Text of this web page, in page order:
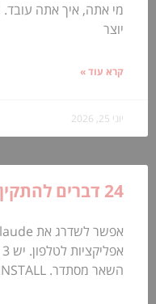
יוצר
קרא עוד »
יוני 25, 2026
24 דברים להתקין ב-Claude
השאר מסתדר. HOW TO INSTALL איך מתקינים